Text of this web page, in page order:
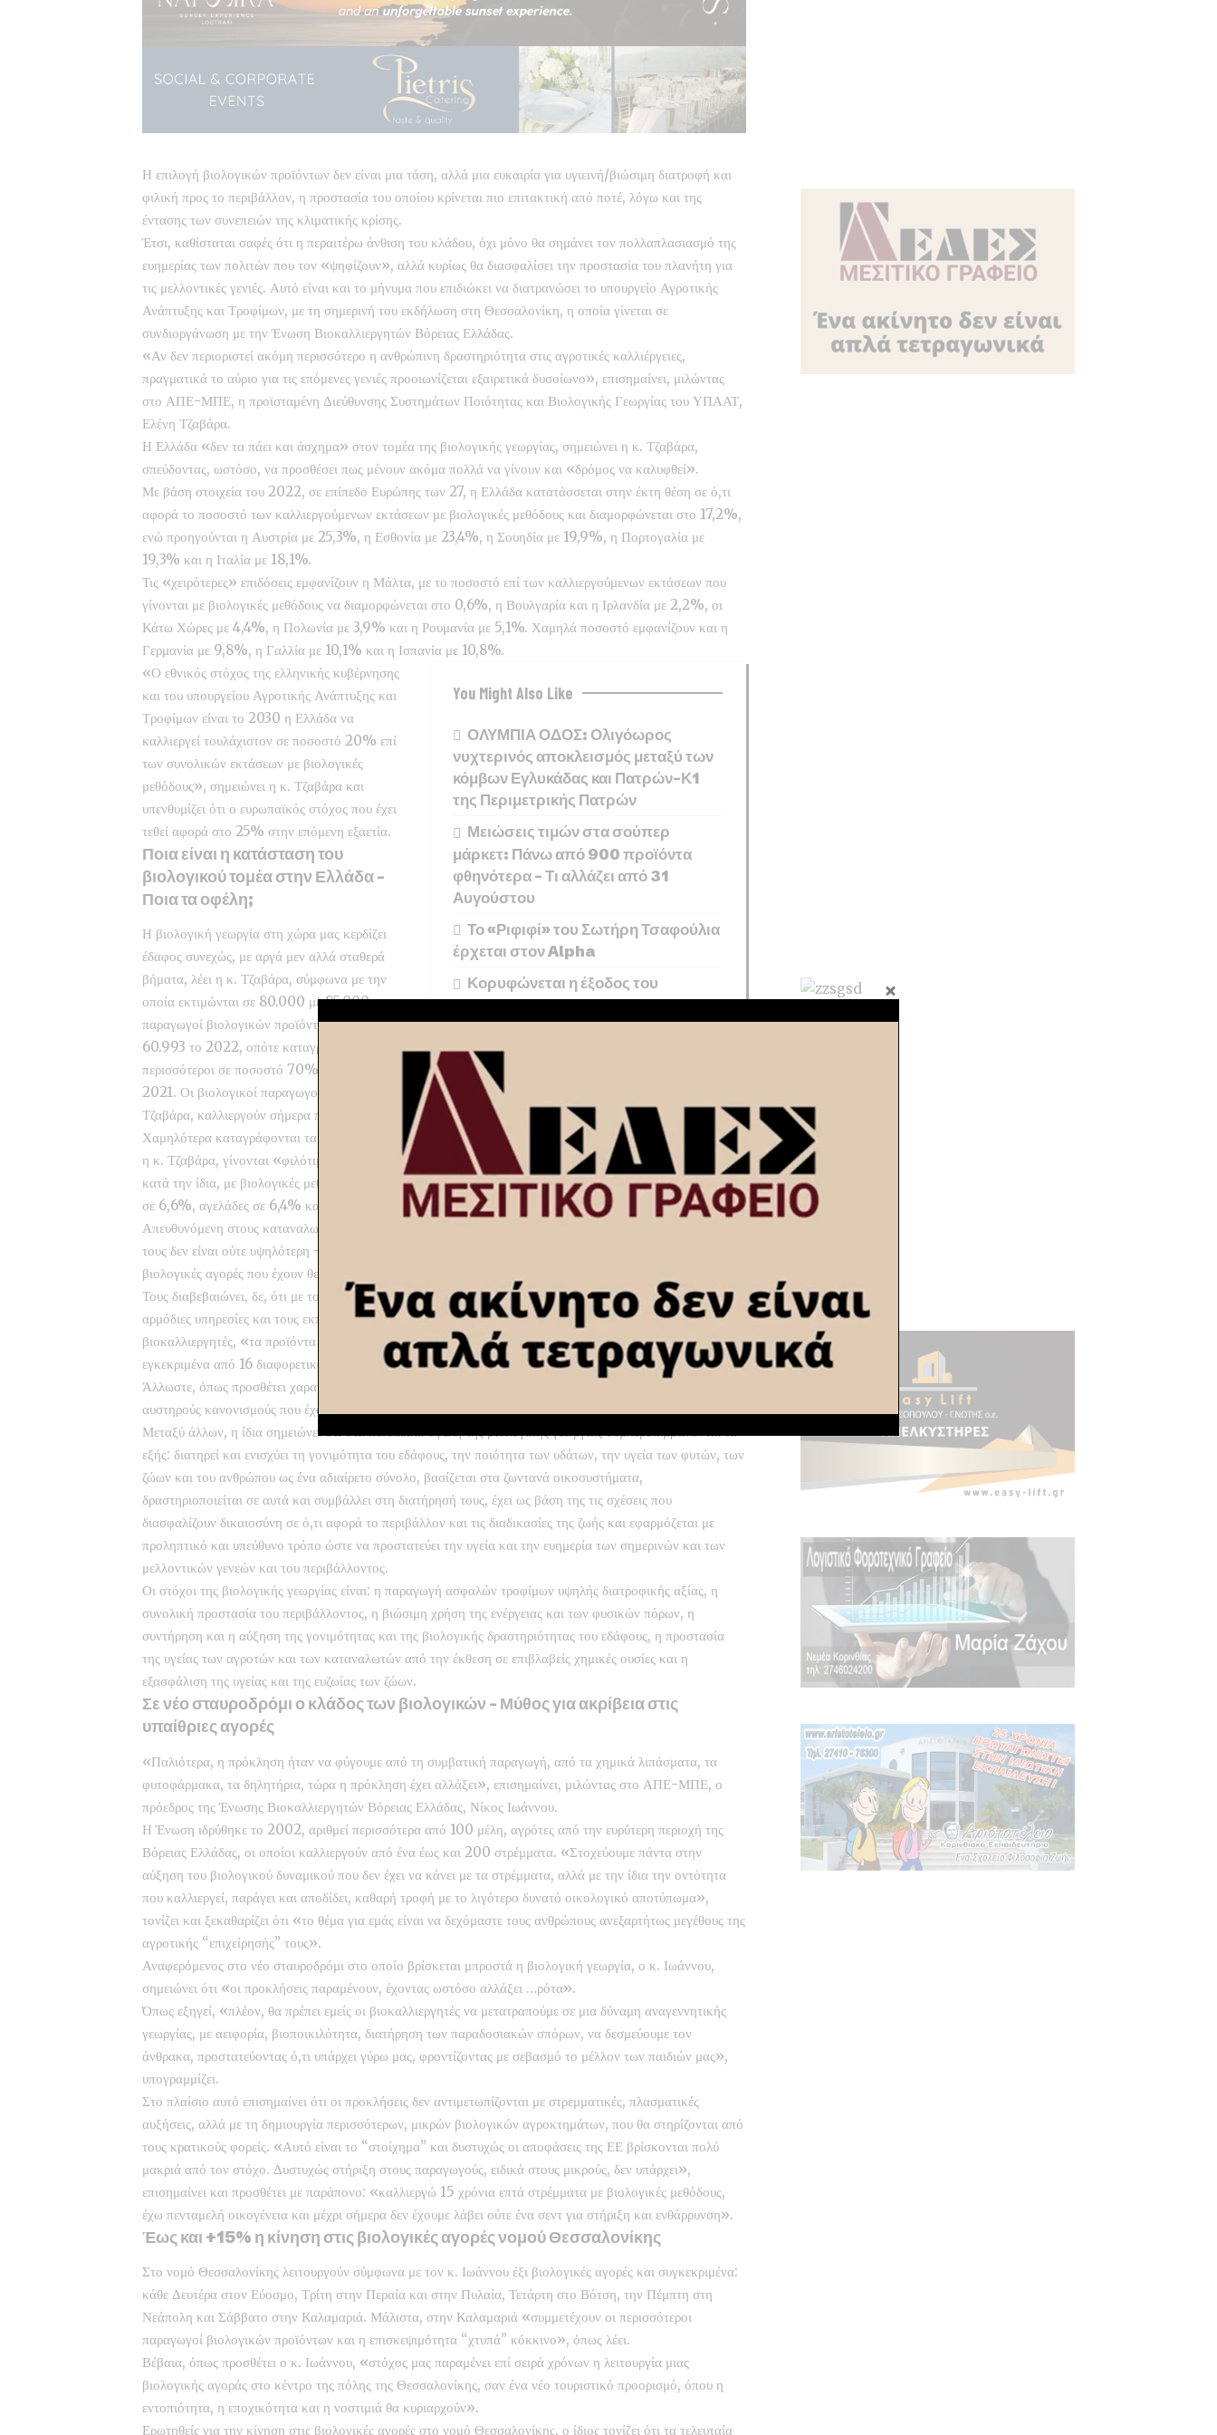
Η επιλογή βιολογικών προϊόντων δεν είναι μια τάση, αλλά μια ευκαιρία για υγιεινή/βιώσιμη διατροφή και
φιλική προς το περιβάλλον, η προστασία του οποίου κρίνεται πιο επιτακτική από ποτέ, λόγω και της
έντασης των συνεπειών της κλιματικής κρίσης.
Έτσι, καθίσταται σαφές ότι η περαιτέρω άνθιση του κλάδου, όχι μόνο θα σημάνει τον πολλαπλασιασμό της
ευημερίας των πολιτών που τον «ψηφίζουν», αλλά κυρίως θα διασφαλίσει την προστασία του πλανήτη για
τις μελλοντικές γενιές. Αυτό είναι και το μήνυμα που επιδιώκει να διατρανώσει το υπουργείο Αγροτικής
Ανάπτυξης και Τροφίμων, με τη σημερινή του εκδήλωση στη Θεσσαλονίκη, η οποία γίνεται σε
συνδιοργάνωση με την Ένωση Βιοκαλλιεργητών Βόρειας Ελλάδας.
«Αν δεν περιοριστεί ακόμη περισσότερο η ανθρώπινη δραστηριότητα στις αγροτικές καλλιέργειες,
πραγματικά το αύριο για τις επόμενες γενιές προοιωνίζεται εξαιρετικά δυσοίωνο», επισημαίνει, μιλώντας
στο ΑΠΕ-ΜΠΕ, η προϊσταμένη Διεύθυνσης Συστημάτων Ποιότητας και Βιολογικής Γεωργίας του ΥΠΑΑΤ,
Ελένη Τζαβάρα.
Η Ελλάδα «δεν τα πάει και άσχημα» στον τομέα της βιολογικής γεωργίας, σημειώνει η κ. Τζαβάρα,
σπεύδοντας, ωστόσο, να προσθέσει πως μένουν ακόμα πολλά να γίνουν και «δρόμος να καλυφθεί».
Με βάση στοιχεία του 2022, σε επίπεδο Ευρώπης των 27, η Ελλάδα κατατάσσεται στην έκτη θέση σε ό,τι
αφορά το ποσοστό των καλλιεργούμενων εκτάσεων με βιολογικές μεθόδους και διαμορφώνεται στο 17,2%,
ενώ προηγούνται η Αυστρία με 25,3%, η Εσθονία με 23,4%, η Σουηδία με 19,9%, η Πορτογαλία με
19,3% και η Ιταλία με 18,1%.
Τις «χειρότερες» επιδόσεις εμφανίζουν η Μάλτα, με το ποσοστό επί των καλλιεργούμενων εκτάσεων που
γίνονται με βιολογικές μεθόδους να διαμορφώνεται στο 0,6%, η Βουλγαρία και η Ιρλανδία με 2,2%, οι
Κάτω Χώρες με 4,4%, η Πολωνία με 3,9% και η Ρουμανία με 5,1%. Χαμηλά ποσοστό εμφανίζουν και η
Γερμανία με 9,8%, η Γαλλία με 10,1% και η Ισπανία με 10,8%.
You Might Also Like
ΟΛΥΜΠΙΑ ΟΔΟΣ: Ολιγόωρος
νυχτερινός αποκλεισμός μεταξύ των
κόμβων Εγλυκάδας και Πατρών-Κ1
της Περιμετρικής Πατρών
Μειώσεις τιμών στα σούπερ
μάρκετ: Πάνω από 900 προϊόντα
φθηνότερα – Τι αλλάζει από 31
Αυγούστου
Το «Ριφιφί» του Σωτήρη Τσαφούλια
έρχεται στον Alpha
Κορυφώνεται η έξοδος του
Αυγούστου: Πάνω από 56.000
ταξιδιώτες αναχωρούν σήμερα από
τα λιμάνια της Αττικής
«Ο εθνικός στόχος της ελληνικής κυβέρνησης
και του υπουργείου Αγροτικής Ανάπτυξης και
Τροφίμων είναι το 2030 η Ελλάδα να
καλλιεργεί τουλάχιστον σε ποσοστό 20% επί
των συνολικών εκτάσεων με βιολογικές
μεθόδους», σημειώνει η κ. Τζαβάρα και
υπενθυμίζει ότι ο ευρωπαϊκός στόχος που έχει
τεθεί αφορά στο 25% στην επόμενη εξαετία.
Ποια είναι η κατάσταση του
βιολογικού τομέα στην Ελλάδα –
Ποια τα οφέλη;
Η βιολογική γεωργία στη χώρα μας κερδίζει
έδαφος συνεχώς, με αργά μεν αλλά σταθερά
βήματα, λέει η κ. Τζαβάρα, σύμφωνα με την
οποία εκτιμώνται σε 80.000 με 85.000 οι
παραγωγοί βιολογικών προϊόντων, έναντι των
60.993 το 2022, οπότε καταγράφονταν
περισσότεροι σε ποσοστό 70% σε σχέση με το
2021. Οι βιολογικοί παραγωγοί, κατά την κ.
Τζαβάρα, καλλιεργούν σήμερα πάνω από εννέα εκατομμύρια στρέμματα με βιολογικές μεθόδους.
Χαμηλότερα καταγράφονται τα ποσοστά στη βιολογική κτηνοτροφία στη χώρα μας, αν και όπως αναφέρει
η κ. Τζαβάρα, γίνονται «φιλότιμες» και καθοριστικής σημασίας προσπάθειες να αυξηθούν. Συγκεκριμένα,
κατά την ίδια, με βιολογικές μεθόδους εκτρέφονται πρόβατα σε ποσοστό 67,3%, αίγες σε 19,6%, όρνιθες
σε 6,6%, αγελάδες σε 6,4% και χοίροι σε 0,1%.
Απευθυνόμενη στους καταναλωτές, τους καλεί να επιλέγουν βιολογικά προϊόντα, σημειώνοντας ότι η τιμή
τους δεν είναι ούτε υψηλότερη -τις περισσότερες φορές- ούτε όμως και απαγορευτική στις ομώνυμες
βιολογικές αγορές που έχουν θεσπιστεί στη χώρα μας.
Τους διαβεβαιώνει, δε, ότι με τους εκτεταμένους και εντατικούς ελέγχους που γίνονται πλέον, τόσο από τις
αρμόδιες υπηρεσίες και τους εκπροσώπους οργανισμών του ΥΠΑΑΤ, όσο και από τους ίδιους τους
βιοκαλλιεργητές, «τα προϊόντα που αγοράζετε ως βιολογικά, είναι όντως βιολογικά και διαπιστευμένα και
εγκεκριμένα από 16 διαφορετικούς οργανισμούς ελέγχου και πιστοποίησης».
Άλλωστε, όπως προσθέτει χαρακτηριστικά, η ΕΕ διαθέτει και σε αυτόν τον τομέα έναν από τους πιο
αυστηρούς κανονισμούς που έχουν καταρτιστεί παγκόσμια.
Μεταξύ άλλων, η ίδια σημειώνει ότι στα πολλαπλά οφέλη της βιολογικής γεωργίας συμπεριλαμβάνονται τα
εξής: διατηρεί και ενισχύει τη γονιμότητα του εδάφους, την ποιότητα των υδάτων, την υγεία των φυτών, των
ζώων και του ανθρώπου ως ένα αδιαίρετο σύνολο, βασίζεται στα ζωντανά οικοσυστήματα,
δραστηριοποιείται σε αυτά και συμβάλλει στη διατήρησή τους, έχει ως βάση της τις σχέσεις που
διασφαλίζουν δικαιοσύνη σε ό,τι αφορά το περιβάλλον και τις διαδικασίες της ζωής και εφαρμόζεται με
προληπτικό και υπεύθυνο τρόπο ώστε να προστατεύει την υγεία και την ευημερία των σημερινών και των
μελλοντικών γενεών και του περιβάλλοντος.
Οι στόχοι της βιολογικής γεωργίας είναι: η παραγωγή ασφαλών τροφίμων υψηλής διατροφικής αξίας, η
συνολική προστασία του περιβάλλοντος, η βιώσιμη χρήση της ενέργειας και των φυσικών πόρων, η
συντήρηση και η αύξηση της γονιμότητας και της βιολογικής δραστηριότητας του εδάφους, η προστασία
της υγείας των αγροτών και των καταναλωτών από την έκθεση σε επιβλαβείς χημικές ουσίες και η
εξασφάλιση της υγείας και της ευζωίας των ζώων.
Σε νέο σταυροδρόμι ο κλάδος των βιολογικών – Μύθος για ακρίβεια στις
υπαίθριες αγορές
«Παλιότερα, η πρόκληση ήταν να φύγουμε από τη συμβατική παραγωγή, από τα χημικά λιπάσματα, τα
φυτοφάρμακα, τα δηλητήρια, τώρα η πρόκληση έχει αλλάξει», επισημαίνει, μιλώντας στο ΑΠΕ-ΜΠΕ, ο
πρόεδρος της Ένωσης Βιοκαλλιεργητών Βόρειας Ελλάδας, Νίκος Ιωάννου.
Η Ένωση ιδρύθηκε το 2002, αριθμεί περισσότερα από 100 μέλη, αγρότες από την ευρύτερη περιοχή της
Βόρειας Ελλάδας, οι οποίοι καλλιεργούν από ένα έως και 200 στρέμματα. «Στοχεύουμε πάντα στην
αύξηση του βιολογικού δυναμικού που δεν έχει να κάνει με τα στρέμματα, αλλά με την ίδια την οντότητα
που καλλιεργεί, παράγει και αποδίδει, καθαρή τροφή με το λιγότερο δυνατό οικολογικό αποτύπωμα»,
τονίζει και ξεκαθαρίζει ότι «το θέμα για εμάς είναι να δεχόμαστε τους ανθρώπους ανεξαρτήτως μεγέθους της
αγροτικής “επιχείρησής” τους».
Αναφερόμενος στο νέο σταυροδρόμι στο οποίο βρίσκεται μπροστά η βιολογική γεωργία, ο κ. Ιωάννου,
σημειώνει ότι «οι προκλήσεις παραμένουν, έχοντας ωστόσο αλλάξει …ρότα».
Όπως εξηγεί, «πλέον, θα πρέπει εμείς οι βιοκαλλιεργητές να μετατραπούμε σε μια δύναμη αναγεννητικής
γεωργίας, με αειφορία, βιοποικιλότητα, διατήρηση των παραδοσιακών σπόρων, να δεσμεύουμε τον
άνθρακα, προστατεύοντας ό,τι υπάρχει γύρω μας, φροντίζοντας με σεβασμό το μέλλον των παιδιών μας»,
υπογραμμίζει.
Στο πλαίσιο αυτό επισημαίνει ότι οι προκλήσεις δεν αντιμετωπίζονται με στρεμματικές, πλασματικές
αυξήσεις, αλλά με τη δημιουργία περισσότερων, μικρών βιολογικών αγροκτημάτων, που θα στηρίζονται από
τους κρατικούς φορείς. «Αυτό είναι το “στοίχημα” και δυστυχώς οι αποφάσεις της ΕΕ βρίσκονται πολύ
μακριά από τον στόχο. Δυστυχώς στήριξη στους παραγωγούς, ειδικά στους μικρούς, δεν υπάρχει»,
επισημαίνει και προσθέτει με παράπονο: «καλλιεργώ 15 χρόνια επτά στρέμματα με βιολογικές μεθόδους,
έχω πενταμελή οικογένεια και μέχρι σήμερα δεν έχουμε λάβει ούτε ένα σεντ για στήριξη και ενθάρρυνση».
Έως και +15% η κίνηση στις βιολογικές αγορές νομού Θεσσαλονίκης
Στο νομό Θεσσαλονίκης λειτουργούν σύμφωνα με τον κ. Ιωάννου έξι βιολογικές αγορές και συγκεκριμένα:
κάθε Δευτέρα στον Εύοσμο, Τρίτη στην Περαία και στην Πυλαία, Τετάρτη στο Βότση, την Πέμπτη στη
Νεάπολη και Σάββατο στην Καλαμαριά. Μάλιστα, στην Καλαμαριά «συμμετέχουν οι περισσότεροι
παραγωγοί βιολογικών προϊόντων και η επισκεψιμότητα “χτυπά” κόκκινο», όπως λέει.
Βέβαια, όπως προσθέτει ο κ. Ιωάννου, «στόχος μας παραμένει επί σειρά χρόνων η λειτουργία μιας
βιολογικής αγοράς στο κέντρο της πόλης της Θεσσαλονίκης, σαν ένα νέο τουριστικό προορισμό, όπου η
εντοπιότητα, η εποχικότητα και η νοστιμιά θα κυριαρχούν».
Ερωτηθείς για την κίνηση στις βιολογικές αγορές στο νομό Θεσσαλονίκης, ο ίδιος τονίζει ότι τα τελευταία